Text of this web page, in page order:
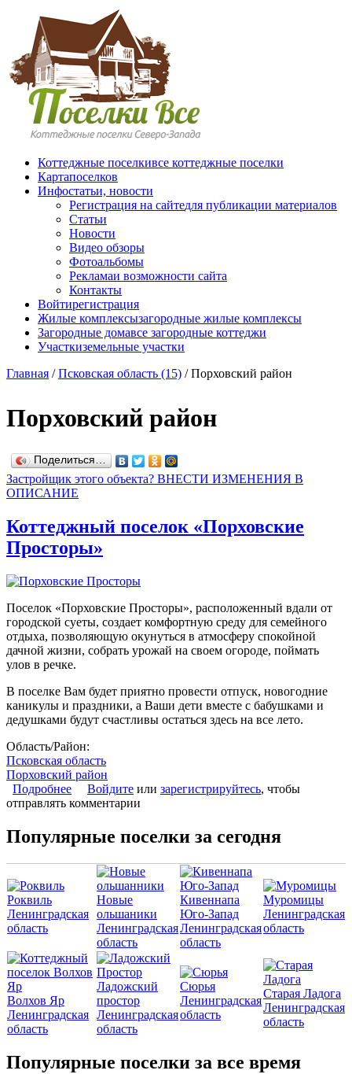
Перейти к основному содержанию
Коттеджные поселкивсе коттеджные поселки
Картапоселков
Инфостатьи, новости
Регистрация на сайтедля публикации материалов
Статьи
Новости
Видео обзоры
Фотоальбомы
Рекламаи возможности сайта
Контакты
Войтирегистрация
Жилые комплексызагородные жилые комплексы
Загородные домавсе загородные коттеджи
Участкиземельные участки
Главная / Псковская область (15) /Порховский район
Порховский район
Поделиться…
Застройщик этого объекта? ВНЕСТИ ИЗМЕНЕНИЯ В
ОПИСАНИЕ
Коттеджный поселок «Порховские
Просторы»
Поселок «Порховские Просторы», расположенный вдали от
городской суеты, создает комфортную среду для семейного
отдыха, позволяющую окунуться в атмосферу спокойной
дачной жизни, собрать урожай на своем огороде, поймать
улов в речке.
В поселке Вам будет приятно провести отпуск, новогодние
каникулы и праздники, а Ваши дети вместе с бабушками и
дедушками будут счастливы остаться здесь на все лето.
Область/Район:
Псковская область
Порховский район
Подробнее о Коттеджный поселок «Порховские Просторы»
Войдите или зарегистрируйтесь, чтобы
отправлять комментарии
Популярные поселки за сегодня
Роквиль
Ленинградская
область
Новые
ольшаники
Ленинградская
область
Кивеннапа
Юго-Запад
Ленинградская
область
Муромицы
Ленинградская
область
Волхов Яр
Ленинградская
область
Ладожский
простор
Ленинградская
область
Сюрья
Ленинградская
область
Старая Ладога
Ленинградская
область
Популярные поселки за все время